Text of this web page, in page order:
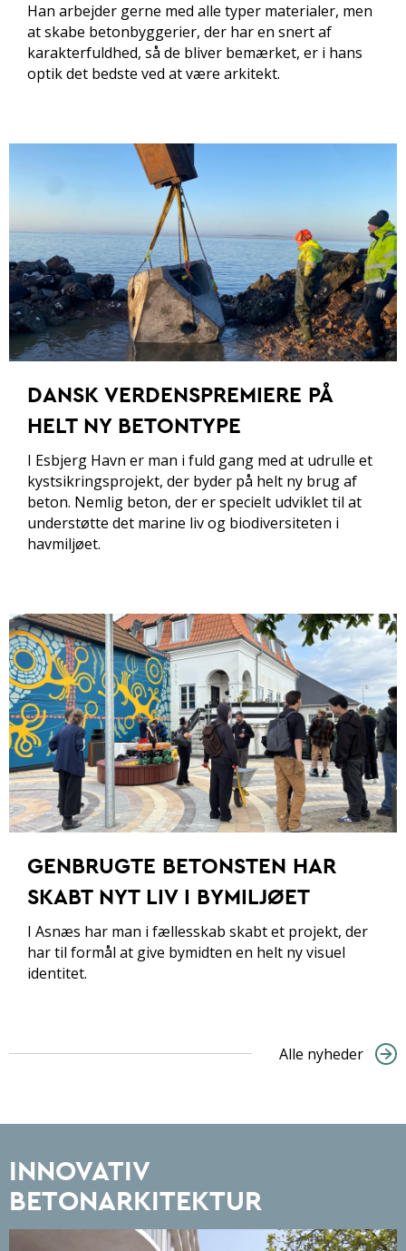
Han arbejder gerne med alle typer materialer, men
at skabe betonbyggerier, der har en snert af
karakterfuldhed, så de bliver bemærket, er i hans
optik det bedste ved at være arkitekt.
DANSK VERDENSPREMIERE PÅ
HELT NY BETONTYPE
I Esbjerg Havn er man i fuld gang med at udrulle et
kystsikringsprojekt, der byder på helt ny brug af
beton. Nemlig beton, der er specielt udviklet til at
understøtte det marine liv og biodiversiteten i
havmiljøet.
GENBRUGTE BETONSTEN HAR
SKABT NYT LIV I BYMILJØET
I Asnæs har man i fællesskab skabt et projekt, der
har til formål at give bymidten en helt ny visuel
identitet.
Alle nyheder
INNOVATIV
BETONARKITEKTUR